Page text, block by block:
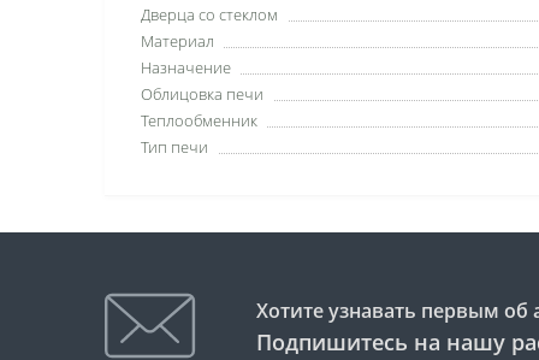
Дверца со стеклом
Материал
Назначение
Облицовка печи
Теплообменник
Тип печи
Хотите узнавать первым об
Подпишитесь на нашу